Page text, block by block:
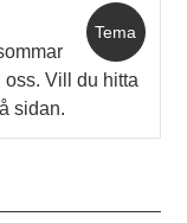
Tema
oss. Vill du hitta
sidan.